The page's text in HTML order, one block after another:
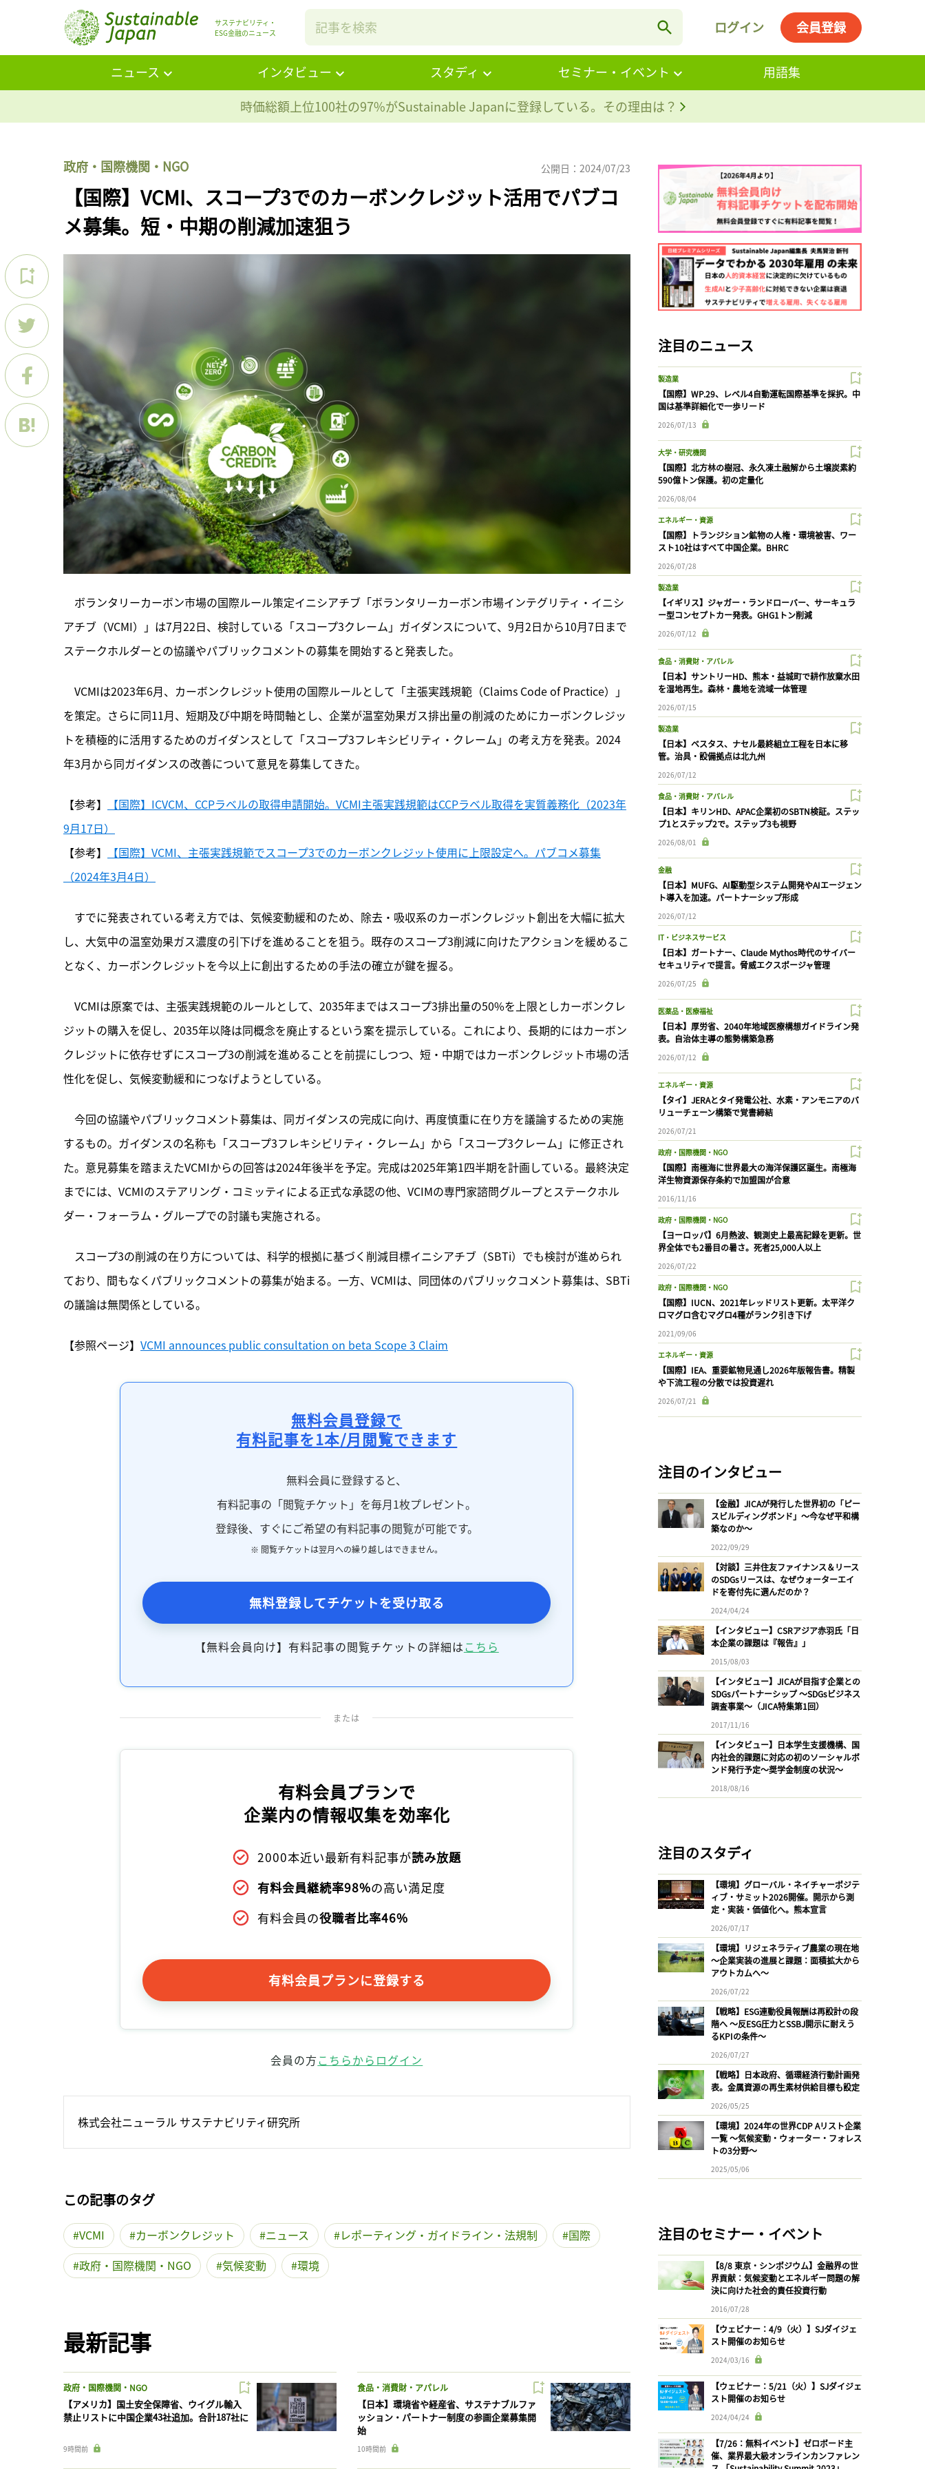
サステナビリティ・
ESG金融のニュース
ログイン 会員登録
ニュース インタビュー スタディ セミナー・イベント
用語集
時価総額上位100社の97%がSustainable Japanに登録している。その理由は？
政府・国際機関・NGO 公開日：2024/07/23
【国際】VCMI、スコープ3でのカーボンクレジット活用でパブコ
メ募集。短・中期の削減加速狙う
ボランタリーカーボン市場の国際ルール策定イニシアチブ「ボランタリーカーボン市場インテグリティ・イニシ
アチブ（VCMI）」は7月22日、検討している「スコープ3クレーム」ガイダンスについて、9月2日から10月7日まで
ステークホルダーとの協議やパブリックコメントの募集を開始すると発表した。
VCMIは2023年6月、 カーボンクレジット使用の国際ルールとして「主張実践規範（Claims Code of Practice）」
を策定。さらに同11月、短期及び中期を時間軸とし、企業が温室効果ガス排出量の削減のためにカーボンクレジッ
トを積極的に活用するためのガイダンスとして「スコープ3フレキシビリティ・クレーム」の考え方を発表。2024
年3月から同ガイダンスの改善について意見を募集してきた。
【参考】
【国際】ICVCM、CCPラベルの取得申請開始。VCMI主張実践規範はCCPラベル取得を実質義務化（2023年
9月17日）
【参考】
【国際】VCMI、主張実践規範でスコープ3でのカーボンクレジット使用に上限設定へ。パブコメ募集
（2024年3月4日）
すでに発表されている考え方では、気候変動緩和のため、除去・吸収系のカーボンクレジット創出を大幅に拡大
し、大気中の温室効果ガス濃度の引下げを進めることを狙う。既存のスコープ3削減に向けたアクションを緩めるこ
となく、カーボンクレジットを今以上に創出するための手法の確立が鍵を握る。
VCMIは原案では、主張実践規範のルールとして、2035年まではスコープ3排出量の50%を上限としカーボンクレ
ジットの購入を促し、2035年以降は同概念を廃止するという案を提示している。これにより、長期的にはカーボン
クレジットに依存せずにスコープ3の削減を進めることを前提にしつつ、短・中期ではカーボンクレジット市場の活
性化を促し、気候変動緩和につなげようとしている。
今回の協議やパブリックコメント募集は、同ガイダンスの完成に向け、再度慎重に在り方を議論するための実施
するもの。ガイダンスの名称も「スコープ3フレキシビリティ・クレーム」から「スコープ3クレーム」に修正され
た。意見募集を踏まえたVCMIからの回答は2024年後半を予定。完成は2025年第1四半期を計画している。最終決定
までには、VCMIのステアリング・コミッティによる正式な承認の他、VCIMの専門家諮問グループとステークホル
ダー・フォーラム・グループでの討議も実施される。
スコープ3の削減の在り方については、科学的根拠に基づく削減目標イニシアチブ（SBTi）でも検討が進められ
ており、間もなくパブリックコメントの募集が始まる。一方、VCMIは、同団体のパブリックコメント募集は、SBTi
の議論は無関係としている。
【参照ページ】 VCMI announces public consultation on beta Scope 3 Claim
無料会員登録で
有料記事を1本/月閲覧できます
無料会員に登録すると、
有料記事の「閲覧チケット」を毎月1枚プレゼント。
登録後、すぐにご希望の有料記事の閲覧が可能です。
※ 閲覧チケットは翌月への繰り越しはできません。
無料登録してチケットを受け取る
【無料会員向け】有料記事の閲覧チケットの詳細はこちら
または
有料会員プランで
企業内の情報収集を効率化
2000本近い最新有料記事が読み放題
有料会員継続率98%の高い満足度
有料会員の役職者比率46%
有料会員プランに登録する
会員の方こちらからログイン
株式会社ニューラル サステナビリティ研究所
この記事のタグ
VCMI カーボンクレジット ニュース レポーティング・ガイドライン・法規制
国際
政府・国際機関・NGO
気候変動 環境
最新記事
政府・国際機関・NGO
【アメリカ】国土安全保障省、ウイグル輸入
禁止リストに中国企業43社追加。合計187社に
9時間前
食品・消費財・アパレル
【日本】環境省や経産省、サステナブルファ
ッション・パートナー制度の参画企業募集開
始
10時間前
注目のニュース
製造業
【国際】WP.29、レベル4自動運転国際基準を採択。中
国は基準詳細化で一歩リード
2026/07/13
大学・研究機関
【国際】北方林の樹冠、永久凍土融解から土壌炭素約
590億トン保護。初の定量化
2026/08/04
エネルギー・資源
【国際】トランジション鉱物の人権・環境被害、ワー
スト10社はすべて中国企業。BHRC
2026/07/28
製造業
【イギリス】ジャガー・ランドローバー、サーキュラ
ー型コンセプトカー発表。GHG1トン削減
2026/07/12
食品・消費財・アパレル
【日本】サントリーHD、熊本・益城町で耕作放棄水田
を湿地再生。森林・農地を流域一体管理
2026/07/15
製造業
【日本】ベスタス、ナセル最終組立工程を日本に移
管。治具・設備拠点は北九州
2026/07/12
食品・消費財・アパレル
【日本】キリンHD、APAC企業初のSBTN検証。ステッ
プ1とステップ2で。ステップ3も視野
2026/08/01
金融
【日本】MUFG、AI駆動型システム開発やAIエージェン
ト導入を加速。パートナーシップ形成
2026/07/12
IT・ビジネスサービス
【日本】ガートナー、Claude Mythos時代のサイバー
セキュリティで提言。脅威エクスポージャ管理
2026/07/25
医薬品・医療福祉
【日本】厚労省、2040年地域医療構想ガイドライン発
表。自治体主導の態勢構築急務
2026/07/12
エネルギー・資源
【タイ】JERAとタイ発電公社、水素・アンモニアのバ
リューチェーン構築で覚書締結
2026/07/21
政府・国際機関・NGO
【国際】南極海に世界最大の海洋保護区誕生。南極海
洋生物資源保存条約で加盟国が合意
2016/11/16
政府・国際機関・NGO
【ヨーロッパ】6月熱波、観測史上最高記録を更新。世
界全体でも2番目の暑さ。死者25,000人以上
2026/07/22
政府・国際機関・NGO
【国際】IUCN、2021年レッドリスト更新。太平洋ク
ロマグロ含むマグロ4種がランク引き下げ
2021/09/06
エネルギー・資源
【国際】IEA、重要鉱物見通し2026年版報告書。精製
や下流工程の分散では投資遅れ
2026/07/21
注目のインタビュー
【金融】JICAが発行した世界初の「ピー
スビルディングボンド」〜今なぜ平和構
築なのか〜
2022/09/29
【対談】三井住友ファイナンス＆リース
のSDGsリースは、なぜウォーターエイ
ドを寄付先に選んだのか？
2024/04/24
【インタビュー】CSRアジア赤羽氏「日
本企業の課題は『報告』」
2015/08/03
【インタビュー】JICAが目指す企業との
SDGsパートナーシップ 〜SDGsビジネス
調査事業〜（JICA特集第1回）
2017/11/16
【インタビュー】日本学生支援機構、国
内社会的課題に対応の初のソーシャルボ
ンド発行予定〜奨学金制度の状況〜
2018/08/16
注目のスタディ
【環境】グローバル・ネイチャーポジテ
ィブ・サミット2026開催。開示から測
定・実装・価値化へ。熊本宣言
2026/07/17
【環境】リジェネラティブ農業の現在地
〜企業実装の進展と課題：面積拡大から
アウトカムへ〜
2026/07/22
【戦略】ESG連動役員報酬は再設計の段
階へ 〜反ESG圧力とSSBJ開示に耐えう
るKPIの条件〜
2026/07/27
【戦略】日本政府、循環経済行動計画発
表。金属資源の再生素材供給目標も設定
2026/05/25
【環境】2024年の世界CDP Aリスト企業
一覧 〜気候変動・ウォーター・フォレス
トの3分野〜
2025/05/06
注目のセミナー・イベント
【8/8 東京・シンポジウム】金融界の世
界貢献：気候変動とエネルギー問題の解
決に向けた社会的責任投資行動
2016/07/28
【ウェビナー：4/9（火）】SJダイジェ
スト開催のお知らせ
2024/03/16
【ウェビナー：5/21（火）】SJダイジェ
スト開催のお知らせ
2024/04/24
【7/26：無料イベント】ゼロボード主
催、業界最大級オンラインカンファレン
記事をお気に入りに保存するには
会員登録